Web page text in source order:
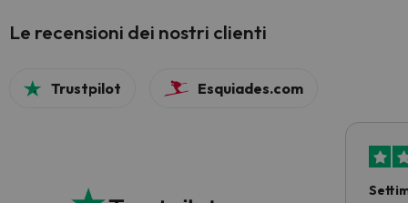
Le recensioni dei nostri clienti
Trustpilot Esquiades.com